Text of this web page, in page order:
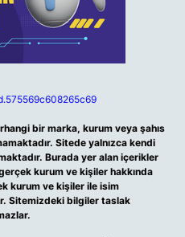
bir marka, kurum veya şahıs
Sitede yalnızca kendi
Burada yer alan içerikler
kurum ve kişiler hakkında
kurum ve kişiler ile isim
Sitemizdeki bilgiler taslak